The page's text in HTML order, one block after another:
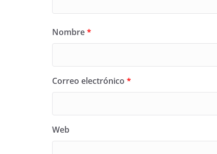
Nombre*
Correo electrónico *
Web